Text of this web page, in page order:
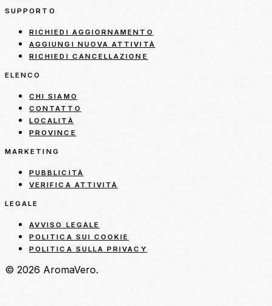
SUPPORTO
RICHIEDI AGGIORNAMENTO
AGGIUNGI NUOVA ATTIVITÀ
RICHIEDI CANCELLAZIONE
ELENCO
CHI SIAMO
CONTATTO
LOCALITÀ
PROVINCE
MARKETING
PUBBLICITÀ
VERIFICA ATTIVITÀ
LEGALE
AVVISO LEGALE
POLITICA SUI COOKIE
POLITICA SULLA PRIVACY
© 2026 AromaVero.